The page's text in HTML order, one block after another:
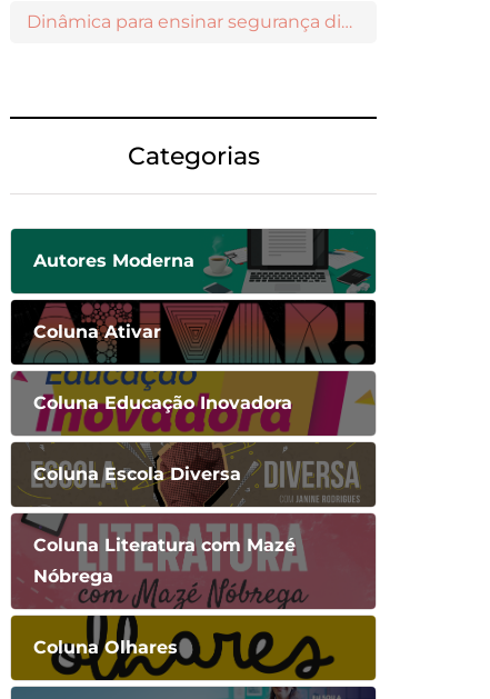
Dinâmica para ensinar segurança digital nos Anos Iniciais
Categorias
Autores Moderna
Coluna Ativar
Coluna Educação Inovadora
Coluna Escola Diversa
Coluna Literatura com Mazé
Nóbrega
Coluna Olhares